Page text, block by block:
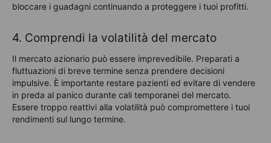
bloccare i guadagni continuando a proteggere i tuoi profitti.
4. Comprendi la volatilità del mercato
Il mercato azionario può essere imprevedibile. Preparati a
fluttuazioni di breve termine senza prendere decisioni
impulsive. È importante restare pazienti ed evitare di vendere
in preda al panico durante cali temporanei del mercato.
Essere troppo reattivi alla volatilità può compromettere i tuoi
rendimenti sul lungo termine.